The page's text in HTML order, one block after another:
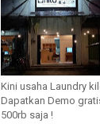
Kini usaha Laundry
Dapatkan Demo
500rb saja !